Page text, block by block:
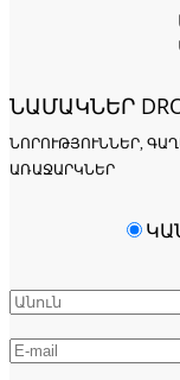
ՆԱՄԱԿՆԵՐ
ՆՈՐՈՒԹՅՈՒՆՆԵՐ,
ՌԱՋԱՐԿՆԵՐ